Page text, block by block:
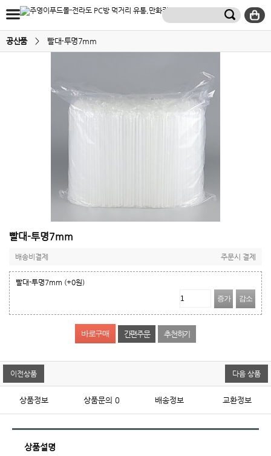
공산품 > 빨대-투명7mm
빨대-투명7mm
배송비결제 주문시 결제
빨대-투명7mm (+0원)
증가
감소
간편주문 추천하기
이전상품 다음 상품
상품정보 상품문의 0 배송정보 교환정보
상품설명